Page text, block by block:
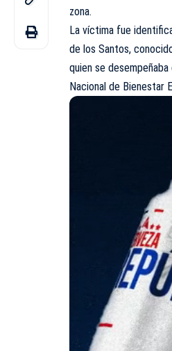
zona.
La víctima fue
de los Santos,
quien se
Nacional de Bienestar